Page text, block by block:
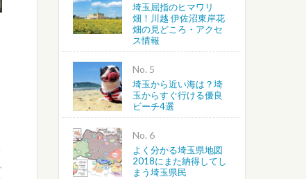
埼玉屈指のヒマワリ
畑！川越 伊佐沼東岸花
畑の見どころ・アクセ
ス情報
No.
埼玉から近い海は？埼
玉からすぐ行ける優良
ビーチ4選
No.
よく分かる埼玉県地図
2018にまた納得してし
まう埼玉県民